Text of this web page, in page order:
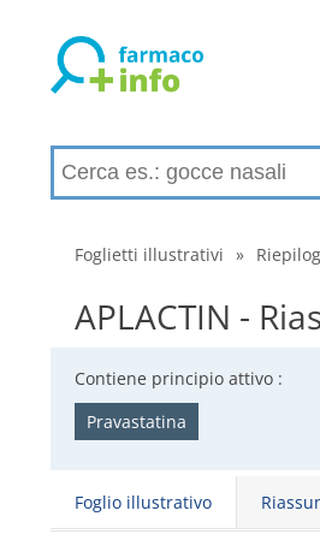
Foglietti illustrativi »
APLACTIN -
Contiene principio attivo :
Pravastatina
Foglio illustrativo